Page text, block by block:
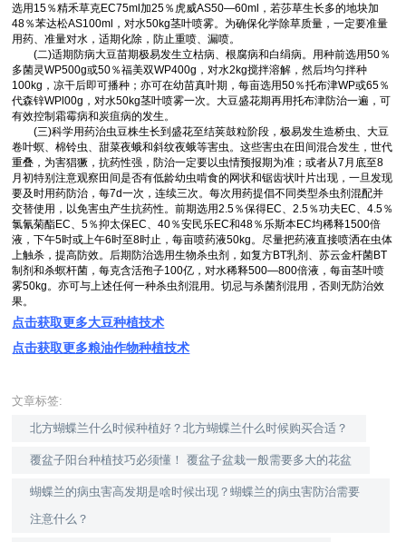
选用15％精禾草克EC75ml加25％虎威AS50—60ml，若莎草生长多的地块加
48％苯达松AS100ml，对水50kg茎叶喷雾。为确保化学除草质量，一定要准量
用药、准量对水，适期化除，防止重喷、漏喷。
(二)适期防病大豆苗期极易发生立枯病、根腐病和白绢病。用种前选用50％
多菌灵WP500g或50％福美双WP400g，对水2kg搅拌溶解，然后均匀拌种
100kg，凉干后即可播种；亦可在幼苗真叶期，每亩选用50％托布津WP或65％
代森锌WPl00g，对水50kg茎叶喷雾一次。大豆盛花期再用托布津防治一遍，可
有效控制霜霉病和炭疽病的发生。
(三)科学用药治虫豆株生长到盛花至结荚鼓粒阶段，极易发生造桥虫、大豆
卷叶螟、棉铃虫、甜菜夜蛾和斜纹夜蛾等害虫。这些害虫在田间混合发生，世代
重叠，为害猖獗，抗药性强，防治一定要以虫情预报期为准；或者从7月底至8
月初特别注意观察田间是否有低龄幼虫啃食的网状和锯齿状叶片出现，一旦发现
要及时用药防治，每7d一次，连续三次。每次用药提倡不同类型杀虫剂混配并
交替使用，以免害虫产生抗药性。前期选用2.5％保得EC、2.5％功夫EC、4.5％
氯氰菊酯EC、5％抑太保EC、40％安民乐EC和48％乐斯本EC均稀释1500倍
液，下午5时或上午6时至8时止，每亩喷药液50kg。尽量把药液直接喷洒在虫体
上触杀，提高防效。后期防治选用生物杀虫剂，如复方BT乳剂、苏云金杆菌BT
制剂和杀螟杆菌，每克含活孢子100亿，对水稀释500—800倍液，每亩茎叶喷
雾50kg。亦可与上述任何一种杀虫剂混用。切忌与杀菌剂混用，否则无防治效
果。
点击获取更多大豆种植技术
点击获取更多粮油作物种植技术
文章标签:
北方蝴蝶兰什么时候种植好？北方蝴蝶兰什么时候购买合适？
覆盆子阳台种植技巧必须懂！ 覆盆子盆栽一般需要多大的花盆
蝴蝶兰的病虫害高发期是啥时候出现？蝴蝶兰的病虫害防治需要
注意什么？